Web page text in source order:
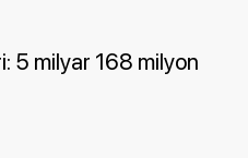
5 milyar 168 milyon